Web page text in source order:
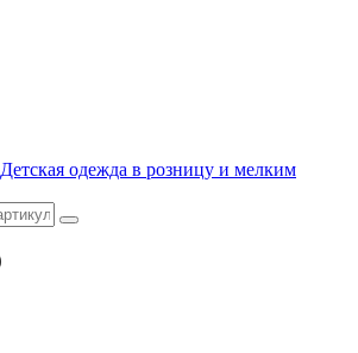
Детская одежда в розницу и мелким